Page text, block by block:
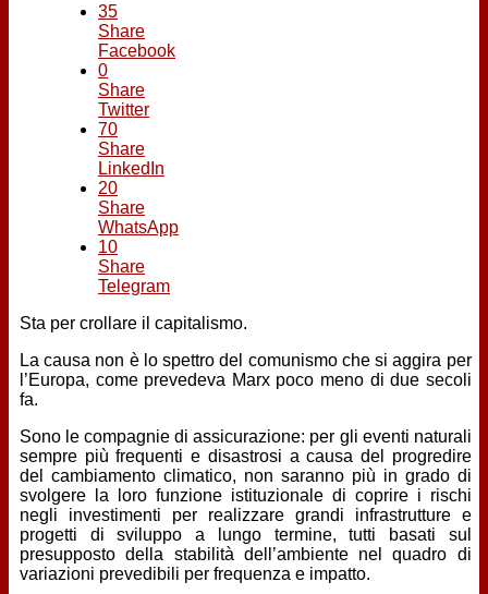
35
Share
Facebook
0
Share
Twitter
70
Share
LinkedIn
20
Share
WhatsApp
10
Share
Telegram
Sta per crollare il capitalismo.
La causa non è lo spettro del comunismo che si aggira per
l’Europa, come prevedeva Marx poco meno di due secoli
fa.
Sono le compagnie di assicurazione: per gli eventi naturali
sempre più frequenti e disastrosi a causa del progredire
del cambiamento climatico, non saranno più in grado di
svolgere la loro funzione istituzionale di coprire i rischi
negli investimenti per realizzare grandi infrastrutture e
progetti di sviluppo a lungo termine, tutti basati sul
presupposto della stabilità dell’ambiente nel quadro di
variazioni prevedibili per frequenza e impatto.